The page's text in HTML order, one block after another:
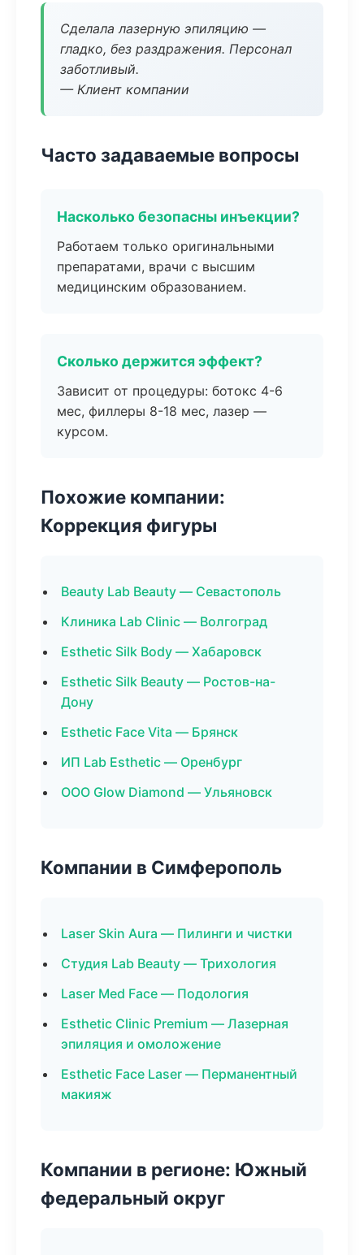
Сделала лазерную эпиляцию —
гладко, без раздражения. Персонал
заботливый.
— Клиент компании
Часто задаваемые вопросы
Насколько безопасны инъекции?
Работаем только оригинальными
препаратами, врачи с высшим
медицинским образованием.
Сколько держится эффект?
Зависит от процедуры: ботокс 4-6
мес, филлеры 8-18 мес, лазер —
курсом.
Похожие компании:
Коррекция фигуры
Beauty Lab Beauty — Севастополь
Клиника Lab Clinic — Волгоград
Esthetic Silk Body — Хабаровск
Esthetic Silk Beauty — Ростов-на-
Дону
Esthetic Face Vita — Брянск
ИП Lab Esthetic — Оренбург
ООО Glow Diamond — Ульяновск
Компании в Симферополь
Laser Skin Aura — Пилинги и чистки
Студия Lab Beauty — Трихология
Laser Med Face — Подология
Esthetic Clinic Premium — Лазерная
эпиляция и омоложение
Esthetic Face Laser — Перманентный
макияж
Компании в регионе: Южный
федеральный округ